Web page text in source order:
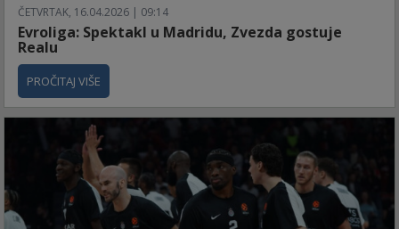
ČETVRTAK, 16.04.2026 | 09:14
Evroliga: Spektakl u Madridu, Zvezda gostuje
Realu
PROČITAJ VIŠE